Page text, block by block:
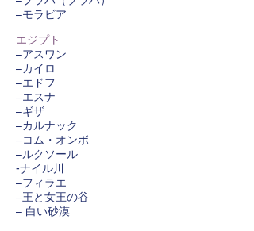
–モラビア
エジプト
–アスワン
–カイロ
–エドフ
–エスナ
–ギザ
–カルナック
–コム・オンボ
–ルクソール
-ナイル川
–フィラエ
–王と女王の谷
– 白い砂漠